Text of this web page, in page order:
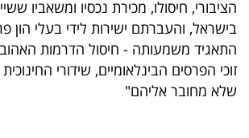
הציבורי, חיסולו, מכירת נכסיו ומשאביו
בישראל, והעברתם ישירות לידי בעלי הון
התאגיד משמעותה - חיסול הדרמות
זוכי הפרסים הבינלאומיים, שידורי
שלא מחובר אליהם"